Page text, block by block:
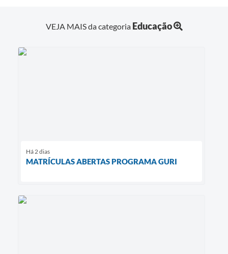
VEJA MAIS da categoria Educação
Há 2 dias
MATRÍCULAS ABERTAS PROGRAMA GURI